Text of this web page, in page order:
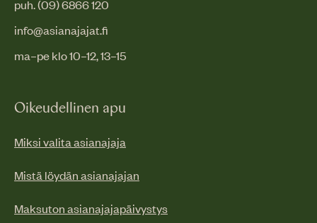
puh. (09) 6866 120
info@asianajajat.fi
ma–pe klo 10–12, 13–15
Oikeudellinen apu
Miksi valita asianajaja
Mistä löydän asianajajan
Maksuton asianajajapäivystys